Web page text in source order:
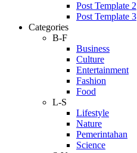
Post Template 2
Post Template 3
Categories
B-F
Business
Culture
Entertainment
Fashion
Food
L-S
Lifestyle
Nature
Pemerintahan
Science